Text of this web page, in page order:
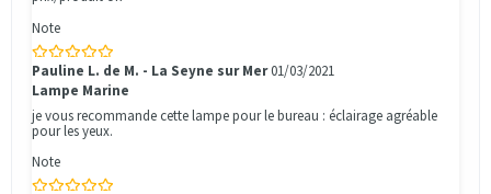
Note
Pauline L. de M. - La Seyne sur Mer01/03/2021
Lampe Marine
je vous recommande cette lampe pour le bureau : éclairage agréable
pour les yeux.
Note